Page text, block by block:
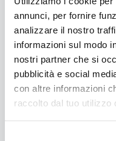
annunci, per fornire
analizzare il nostro
informazioni sul modo
nostri partner che si
pubblicità e social
con altre informazioni
raccolto dal tuo utilizzo
pratique et payant (un
0,50 euro les heures
Une fois arrivé à Porto
d’explorer les 18
Gabbiani, sinon vous ne
facilement !